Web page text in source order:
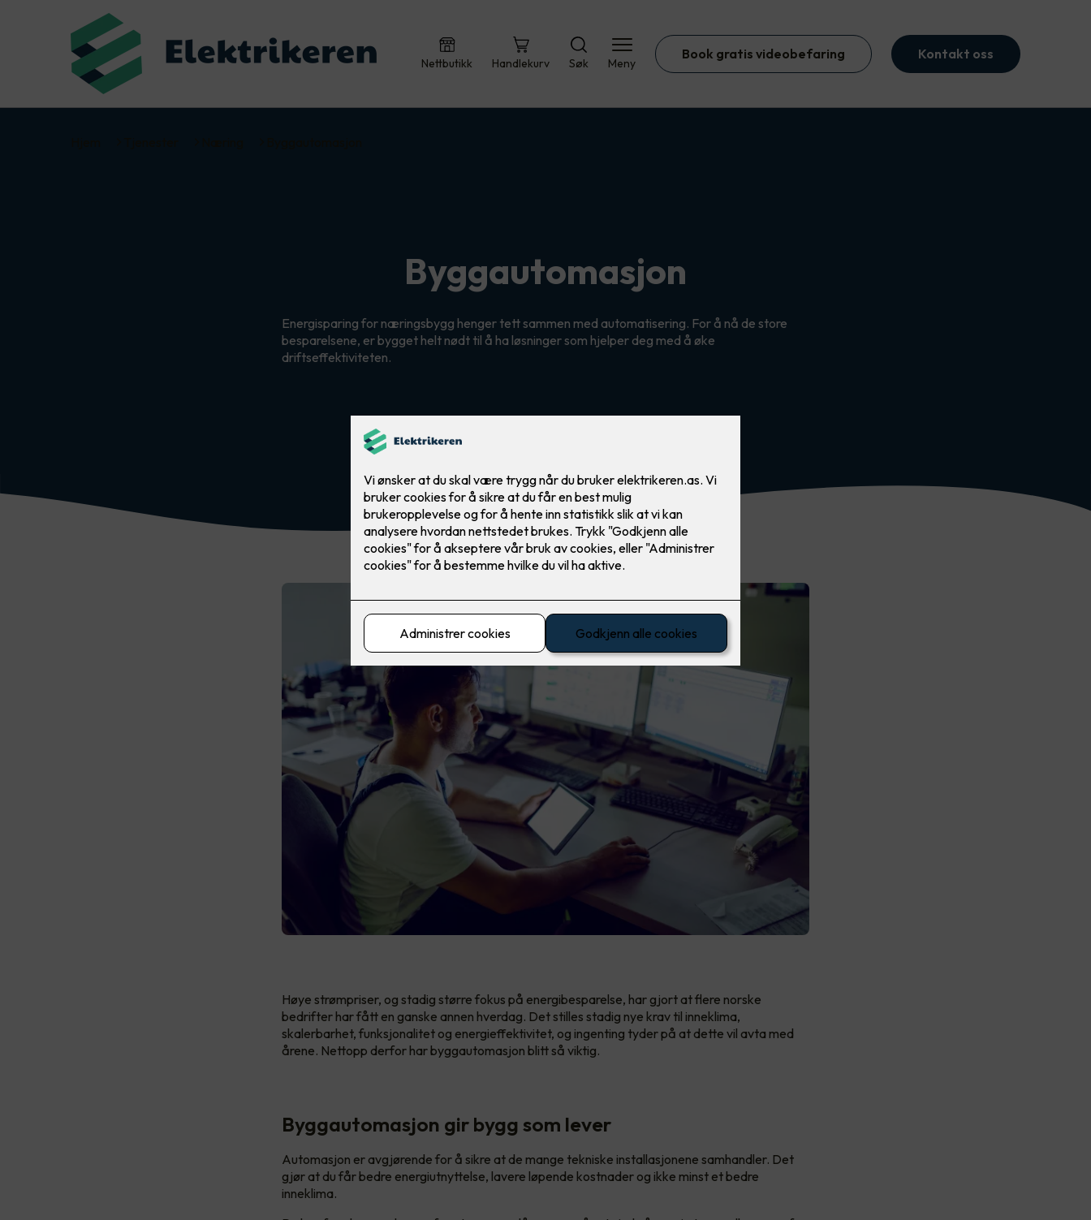
Nettbutikk Handlekurv Søk Meny
Book gratis videobefaring Kontakt oss
Byggautomasjon
Energisparing for næringsbygg henger tett sammen med automatisering. For å nå de store
besparelsene, er bygget helt nødt til å ha løsninger som hjelper deg med å øke
driftseffektiviteten.
Høye strømpriser, og stadig større fokus på energibesparelse, har gjort at flere norske
bedrifter har fått en ganske annen hverdag. Det stilles stadig nye krav til inneklima,
skalerbarhet, funksjonalitet og energieffektivitet, og ingenting tyder på at dette vil avta med
årene. Nettopp derfor har byggautomasjon blitt så viktig.
Byggautomasjon gir bygg som lever
Automasjon er avgjørende for å sikre at de mange tekniske installasjonene samhandler. Det
gjør at du får bedre energiutnyttelse, lavere løpende kostnader og ikke minst et bedre
inneklima.